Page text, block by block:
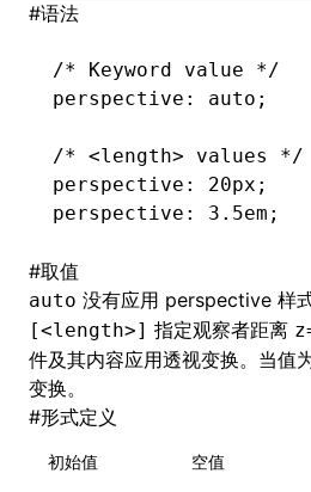
#语法
/* Keyword value */
perspective: auto;
/* <length> values */
perspective: 20px;
perspective: 3.5em;
#取值
auto 没有应用 perspective 样式
[<length>] 指定观察者距离
件及其内容应用透视变换。当值
变换。
#形式定义
初始值 空值